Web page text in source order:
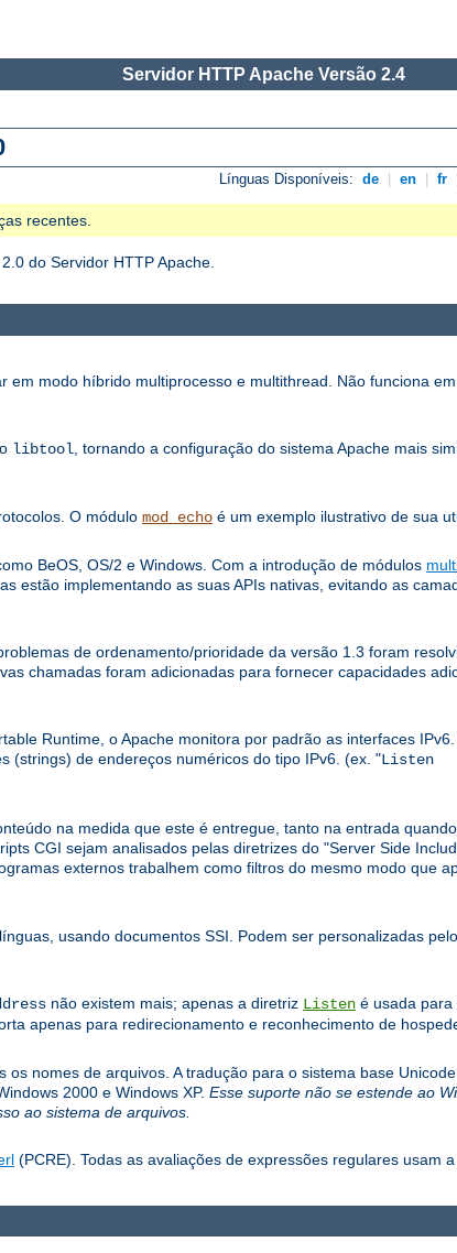
Servidor HTTP Apache Versão 2.4
Línguas Disponíveis: de en fr
recentes.
do Servidor HTTP Apache.
modo híbrido multiprocesso e multithread. Não funciona
libtool , tornando a configuração do sistema Apache mais
O módulo mod_echo é um exemplo ilustrativo de sua
BeOS, OS/2 e Windows. Com a introdução de módulos
estão implementando as suas APIs nativas, evitando as
de ordenamento/prioridade da versão 1.3 foram
chamadas foram adicionadas para fornecer capacidades
Runtime, o Apache monitora por padrão as interfaces
(strings) de endereços numéricos do tipo IPv6. (ex. "Listen
na medida que este é entregue, tanto na entrada
CGI sejam analisados pelas diretrizes do "Server Side
externos trabalhem como filtros do mesmo modo que
usando documentos SSI. Podem ser personalizadas
não existem mais; apenas a diretriz Listen é usada
apenas para redirecionamento e reconhecimento de
nomes de arquivos. A tradução para o sistema base
2000 e Windows XP. Esse suporte não se estende ao
ao sistema de arquivos.
(PCRE). Todas as avaliações de expressões regulares usam